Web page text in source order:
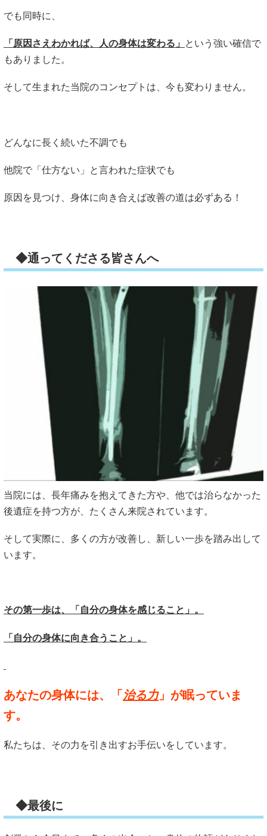
でも同時に、
「原因さえわかれば、人の身体は変わる」
という強い確信で
もありました。
そして生まれた当院のコンセプトは、今も変わりません。
どんなに長く続いた不調でも
他院で「仕方ない」と言われた症状でも
原因を見つけ、身体に向き合えば改善の道は必ずある！
◆通ってくださる皆さんへ
当院には、長年痛みを抱えてきた方や、他では治らなかった
後遺症を持つ方が、たくさん来院されています。
そして実際に、多くの方が改善し、新しい一歩を踏み出して
います。
その第一歩は、「自分の身体を感じること」。
「自分の身体に向き合うこと」。
あなたの身体には、「 治る力」が眠っていま
す。
私たちは、その力を引き出すお手伝いをしています。
◆最後に